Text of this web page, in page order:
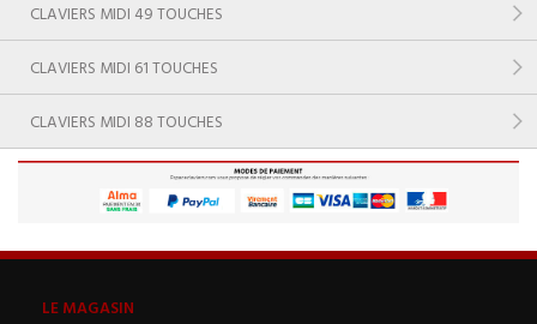
CLAVIERS MIDI 49 TOUCHES
CLAVIERS MIDI 61 TOUCHES
CLAVIERS MIDI 88 TOUCHES
LE MAGASIN